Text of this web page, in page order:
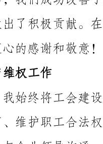
的维权工作，并在以下几个方面取得了成果：